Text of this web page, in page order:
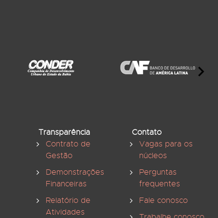
Transparência
Contrato de
Gestão
Demonstrações
Financeiras
Relatório de
Atividades
Contato
Vagas para os
núcleos
Perguntas
frequentes
Fale conosco